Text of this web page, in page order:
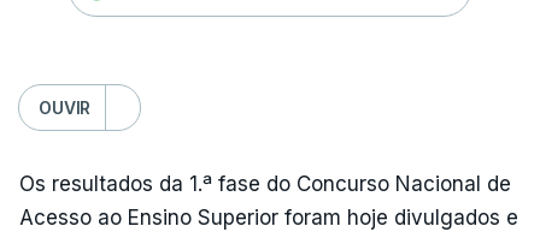
OUVIR
Os resultados da 1.ª fase do Concurso Nacional de
Acesso ao Ensino Superior foram hoje divulgados e